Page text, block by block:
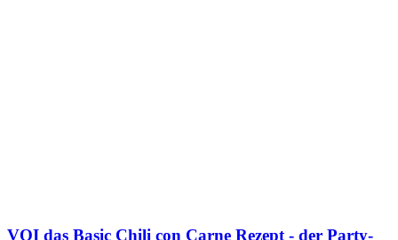
VOI das Basic Chili con Carne Rezept - der Party-